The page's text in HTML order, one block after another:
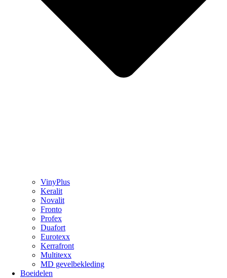
VinyPlus
Keralit
Novalit
Fronto
Profex
Duafort
Eurotexx
Kerrafront
Multitexx
MD gevelbekleding
Boeidelen